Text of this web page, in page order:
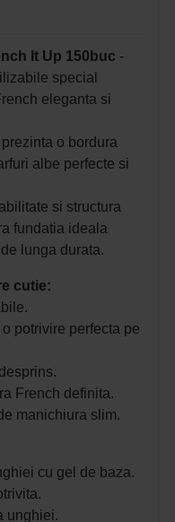
It Up 150buc -
special
eleganta si
o bordura
albe perfecte si
si structura
fundatia ideala
lunga durata.
cutie:
potrivire perfecta pe
French definita.
manichiura slim.
cu gel de baza.
unghiei.